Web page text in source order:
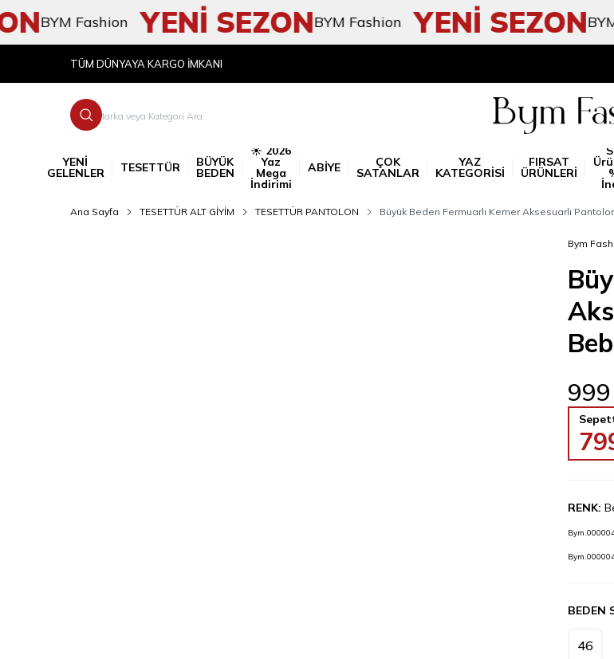
BYM Fashion YENİ SEZONBYM Fashion YENİ SEZONBYM
TÜM DÜNYAYA KARGO İMKANI
YENİ
GELENLER TESETTÜR BÜYÜK
BEDEN
☀️ 2026
Yaz
Mega
İndirimi
ABİYE ÇOK
SATANLAR
YAZ
KATEGORİSİ
FIRSAT
ÜRÜNLERİ
Ana Sayfa TESETTÜR ALT GİYİM TESETTÜR PANTOLON Büyük Beden Fermuarlı Kemer Aksesuarlı
Bym
999
RENK:
BEDEN
46